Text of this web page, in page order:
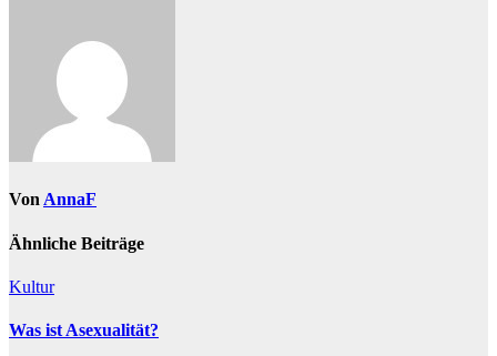
Von AnnaF
Ähnliche Beiträge
Kultur
Was ist Asexualität?